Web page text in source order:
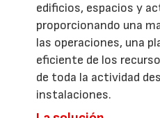
edificios, espacios y
proporcionando una
las operaciones, una
eficiente de los
de toda la actividad
instalaciones.